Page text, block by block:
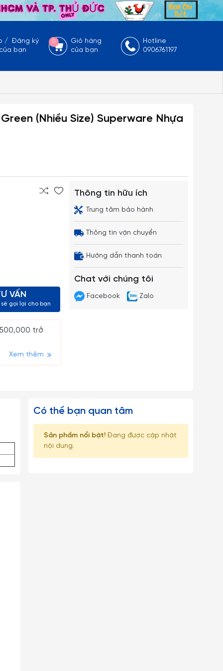
/Đăng ký
bạn
0
Giỏ hàng
của bạn
Hotline
0906761197
(Nhiều Size) Superware Nhựa
VẤN
gọi lại cho bạn
trở
Xem thêm
Thông tin hữu ích
Trung tâm bảo hành
Thông tin vận chuyển
Hướng dẫn thanh toán
Chat với chúng tôi
Facebook Zalo
Có thể bạn quan tâm
Sản phẩm nổi bật!Đang được cập nhật
nội dung.